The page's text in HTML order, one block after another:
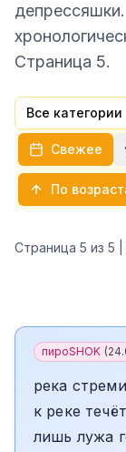
Страница 5.
Все категории
Свежее
По
Страница 5 из 5
пироSHOK (
река
к реке
лишь лужа